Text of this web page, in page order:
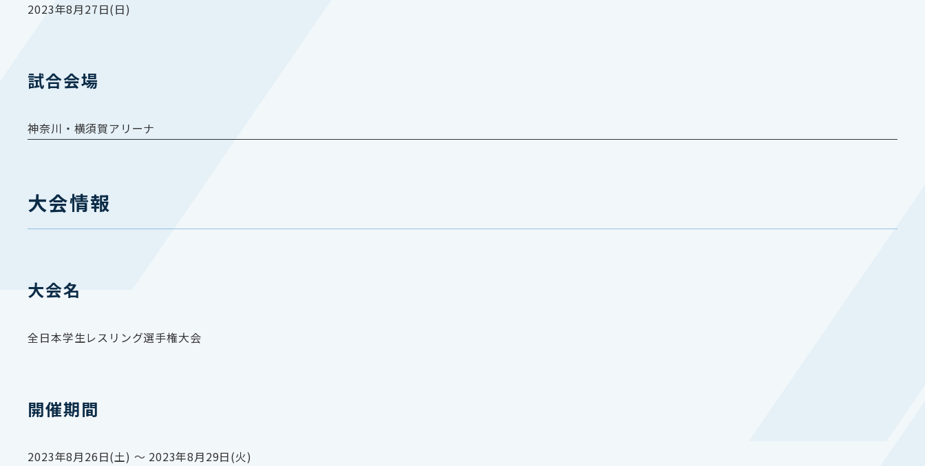
2023年8月27日(日)
試合会場
神奈川・横須賀アリーナ
大会情報
大会名
全日本学生レスリング選手権大会
開催期間
2023年8月26日(土) 〜 2023年8月29日(火)